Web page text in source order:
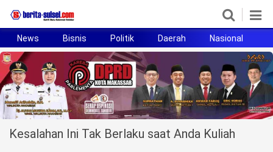
Home
News
Politik
Pendidikan
News Bisnis Politik Daerah Nasional
Kesalahan Ini Tak Berlaku saat Anda Kuliah